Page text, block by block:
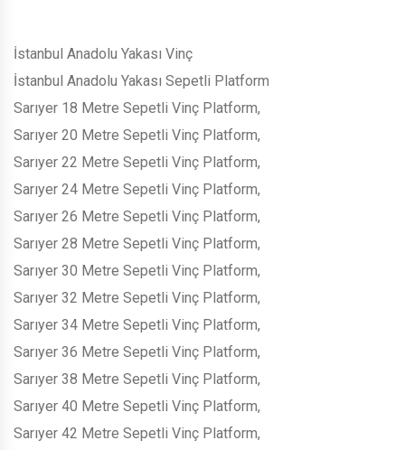
İstanbul Anadolu Yakası Vinç
İstanbul Anadolu Yakası Sepetli Platform
Sarıyer 18 Metre Sepetli Vinç Platform,
Sarıyer 20 Metre Sepetli Vinç Platform,
Sarıyer 22 Metre Sepetli Vinç Platform,
Sarıyer 24 Metre Sepetli Vinç Platform,
Sarıyer 26 Metre Sepetli Vinç Platform,
Sarıyer 28 Metre Sepetli Vinç Platform,
Sarıyer 30 Metre Sepetli Vinç Platform,
Sarıyer 32 Metre Sepetli Vinç Platform,
Sarıyer 34 Metre Sepetli Vinç Platform,
Sarıyer 36 Metre Sepetli Vinç Platform,
Sarıyer 38 Metre Sepetli Vinç Platform,
Sarıyer 40 Metre Sepetli Vinç Platform,
Sarıyer 42 Metre Sepetli Vinç Platform,